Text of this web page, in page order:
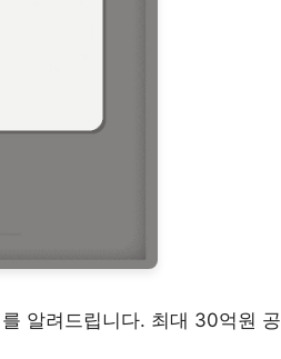
알려드립니다. 최대 30억원 공